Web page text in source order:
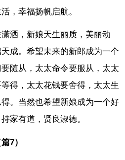
，幸福扬帆启航。
洒，新娘天生丽质，美丽动
成。希望未来的新郎成为一个
随从，太太命令要服从，太太
得，太太花钱要舍得，太太生
。当然也希望新娘成为一个好
家有道，贤良淑德。
7）